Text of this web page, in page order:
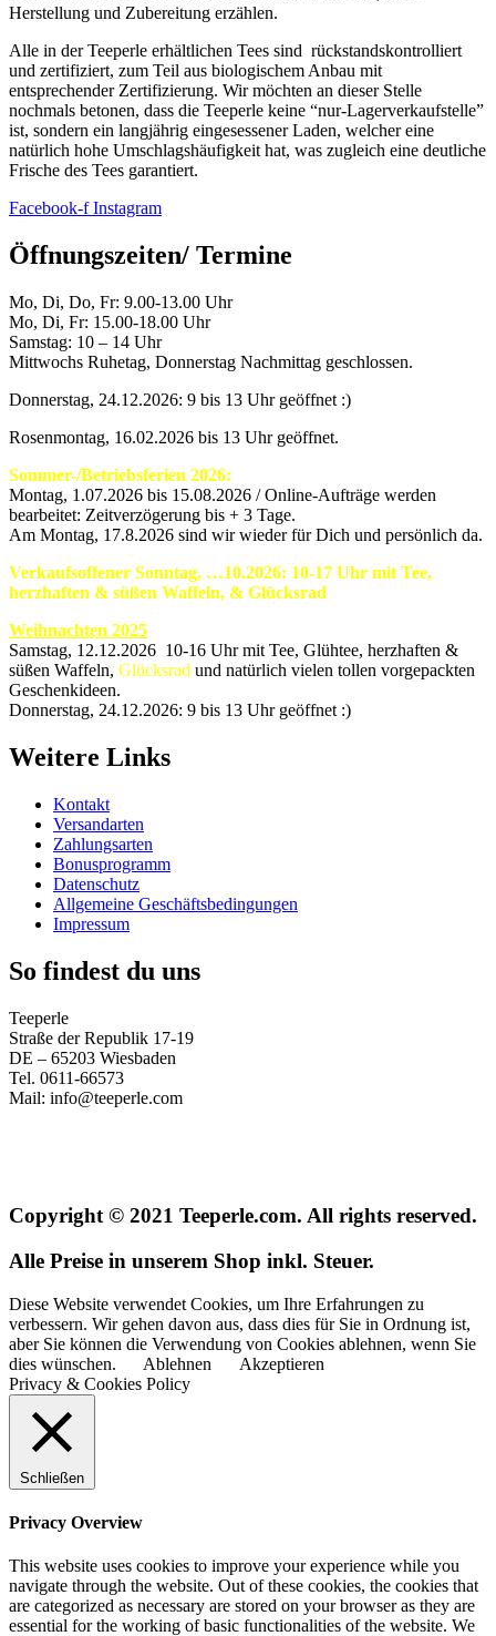
Herstellung und Zubereitung erzählen.
Alle in der Teeperle erhältlichen Tees sind rückstandskontrolliert
und zertifiziert, zum Teil aus biologischem Anbau mit
entsprechender Zertifizierung. Wir möchten an dieser Stelle
nochmals betonen, dass die Teeperle keine “nur-Lagerverkaufstelle”
ist, sondern ein langjährig eingesessener Laden, welcher eine
natürlich hohe Umschlagshäufigkeit hat, was zugleich eine deutliche
Frische des Tees garantiert.
Facebook-f Instagram
Öffnungszeiten/ Termine
Mo, Di, Do, Fr: 9.00-13.00 Uhr
Mo, Di, Fr: 15.00-18.00 Uhr
Samstag: 10 – 14 Uhr
Mittwochs Ruhetag, Donnerstag Nachmittag geschlossen.
Donnerstag, 24.12.2026: 9 bis 13 Uhr geöffnet :)
Rosenmontag, 16.02.2026 bis 13 Uhr geöffnet.
Sommer-/Betriebsferien 2026:
Montag, 1.07.2026 bis 15.08.2026 / Online-Aufträge werden
bearbeitet: Zeitverzögerung bis + 3 Tage.
Am Montag, 17.8.2026 sind wir wieder für Dich und persönlich da.
Verkaufsoffener Sonntag, …10.2026: 10-17 Uhr mit Tee,
herzhaften & süßen Waffeln, & Glücksrad
Weihnachten 2025
Samstag, 12.12.2026 10-16 Uhr mit Tee, Glühtee, herzhaften &
süßen Waffeln, Glücksrad und natürlich vielen tollen vorgepackten
Geschenkideen.
Donnerstag, 24.12.2026: 9 bis 13 Uhr geöffnet :)
Weitere Links
Kontakt
Versandarten
Zahlungsarten
Bonusprogramm
Datenschutz
Allgemeine Geschäftsbedingungen
Impressum
So findest du uns
Teeperle
Straße der Republik 17-19
DE – 65203 Wiesbaden
Tel. 0611-66573
Mail: info@teeperle.com
Copyright © 2021 Teeperle.com. All rights reserved.
Alle Preise in unserem Shop inkl. Steuer.
Diese Website verwendet Cookies, um Ihre Erfahrungen zu
verbessern. Wir gehen davon aus, dass dies für Sie in Ordnung ist,
aber Sie können die Verwendung von Cookies ablehnen, wenn Sie
dies wünschen.
Ablehnen
Akzeptieren
Privacy & Cookies Policy
Schließen
Privacy Overview
This website uses cookies to improve your experience while you
navigate through the website. Out of these cookies, the cookies that
are categorized as necessary are stored on your browser as they are
essential for the working of basic functionalities of the website. We